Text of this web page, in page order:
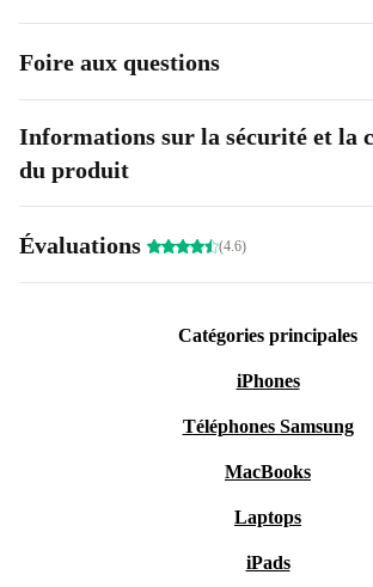
Foire aux questions
Informations sur la sécurité et la
du produit
Évaluations (4.6)
Catégories principales
iPhones
Téléphones Samsung
MacBooks
Laptops
iPads